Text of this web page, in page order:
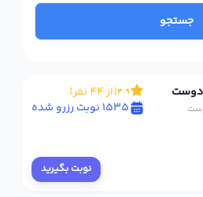
جستجو
دوست 4.9(از 44 نفر)
1535 نوبت رزرو شده
نوبت بگیرید